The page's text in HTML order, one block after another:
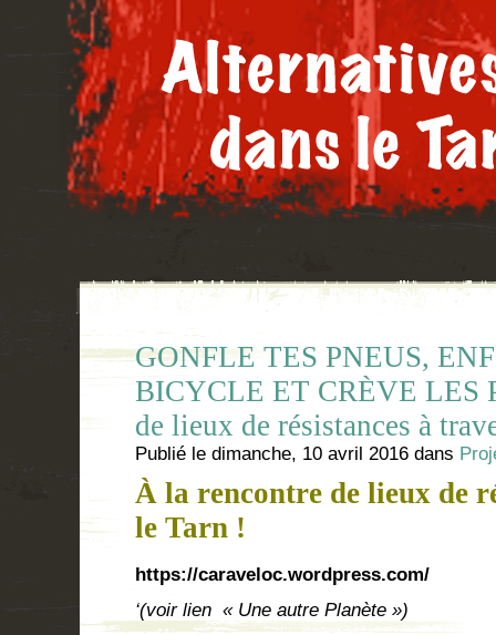
GONFLE TES PNEUS,
BICYCLE ET CRÈVE LES
de lieux de résistances à
Publié le dimanche, 10 avril 2016 dans
À la rencontre de lieux de
le Tarn !
https://caraveloc.wordpress.com/
‘(voir lien « Une autre Planète »)